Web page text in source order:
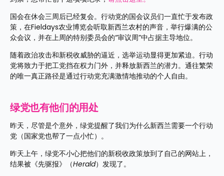
国会在休会三周后已经复会。行动党的国会议员们一直忙于发布政
策，在Fieldays农业博览会听取新西兰农村的声音，举行爆满的公
众会议，并在上周的特别委员会的“审议周”中占据主导地位。
随着政治攻击和新税收威胁的逼近，选举运动显得更加紧迫。行动
党将致力于把工党挡在权力门外，并释放新西兰的潜力。通往繁荣
的唯一真正路径是通过行动党充满激情地推动的个人自由。
绿党也有他们的用处
昨天，尽管是个意外，绿党提醒了我们为什么新西兰需要一个行动
党（国家党也帮了一点小忙）。
昨天上午，绿党不小心把他们的新税收政策放到了自己的网站上，
结果被《先驱报》（Herald）发现了。